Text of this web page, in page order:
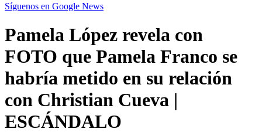
Síguenos en Google News
Pamela López revela con
FOTO que Pamela Franco se
habría metido en su relación
con Christian Cueva |
ESCÁNDALO